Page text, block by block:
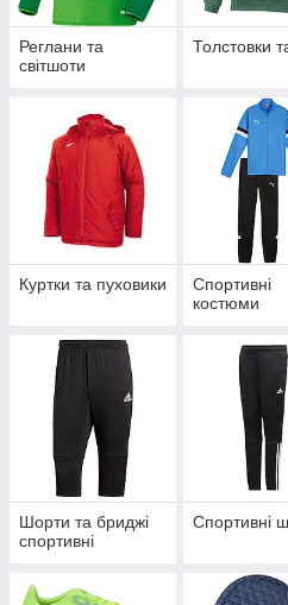
Реглани та
світшоти
Толстовки
Куртки та пуховики
Спортивні
костюми
Шорти та бриджі
спортивні
Спортивні